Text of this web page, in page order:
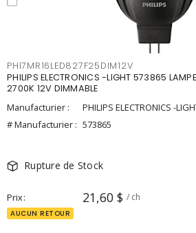
PHI7MR16LED827F25DIM12V
PHILIPS ELECTRONICS -LIGHT 573865
2700K 12V DIMMABLE
Manufacturier :
PHILIPS ELECTRONICS -
# Manufacturier : 573865
Rupture de Stock
Prix 21,60 $ / ch
AUCUN RETOUR